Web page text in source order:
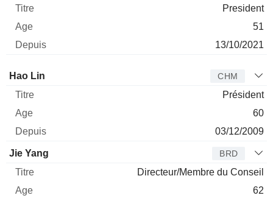
President
51
13/10/2021
Administrateur
Hao Lin CHM
Président
60
03/12/2009
Jie Yang BRD
Directeur/Membre du Conseil
62